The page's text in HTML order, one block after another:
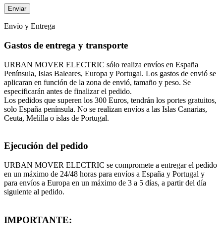
Envío y Entrega
Gastos de entrega y transporte
URBAN MOVER ELECTRIC sólo realiza envíos en España
Península, Islas Baleares, Europa y Portugal. Los gastos de envió se
aplicaran en función de la zona de envió, tamaño y peso. Se
especificarán antes de finalizar el pedido.
Los pedidos que superen los 300 Euros, tendrán los portes gratuitos,
solo España península. No se realizan envíos a las Islas Canarias,
Ceuta, Melilla o islas de Portugal.
Ejecución del pedido
URBAN MOVER ELECTRIC se compromete a entregar el pedido
en un máximo de 24/48 horas para envíos a España y Portugal y
para envíos a Europa en un máximo de 3 a 5 días, a partir del día
siguiente al pedido.
IMPORTANTE: